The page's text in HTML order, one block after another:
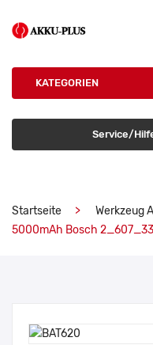
KATEGORIEN
Service/
Startseite Werkzeug
5000mAh Bosch